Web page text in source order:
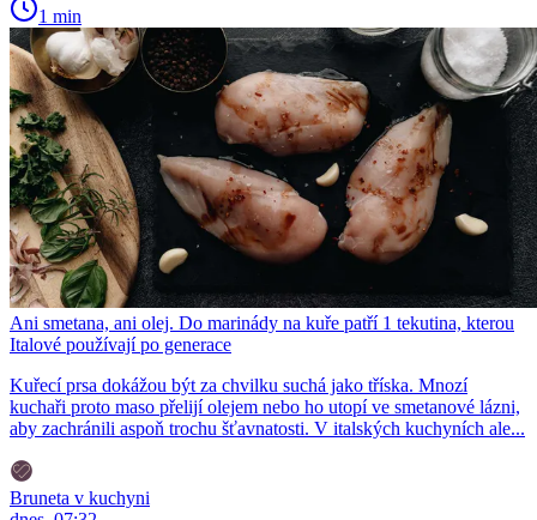
1 min
Ani smetana, ani olej. Do marinády na kuře patří 1 tekutina, kterou
Italové používají po generace
Kuřecí prsa dokážou být za chvilku suchá jako tříska. Mnozí
kuchaři proto maso přelijí olejem nebo ho utopí ve smetanové lázni,
aby zachránili aspoň trochu šťavnatosti. V italských kuchyních ale...
Bruneta v kuchyni